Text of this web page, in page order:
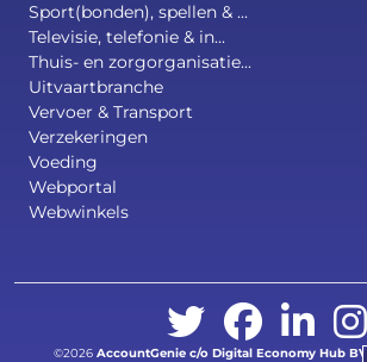
Sport(bonden), spellen & ...
Televisie, telefonie & in...
Thuis- en zorgorganisatie...
Uitvaartbranche
Vervoer & Transport
Verzekeringen
Voeding
Webportal
Webwinkels
©2026 AccountGenie c/o Digital Economy Hub BV